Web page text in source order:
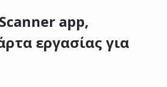
app,
εργασίας για